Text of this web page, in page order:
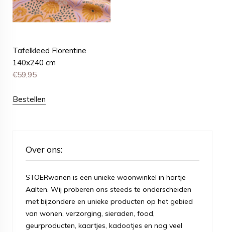
Tafelkleed Florentine
140x240 cm
€59,95
Bestellen
Over ons:
STOERwonen is een unieke woonwinkel in hartje
Aalten. Wij proberen ons steeds te onderscheiden
met bijzondere en unieke producten op het gebied
van wonen, verzorging, sieraden, food,
geurproducten, kaartjes, kadootjes en nog veel